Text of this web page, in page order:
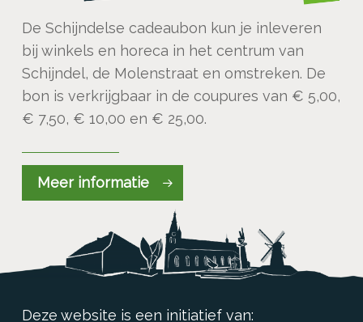
De Schijndelse cadeaubon kun je inleveren
bij winkels en horeca in het centrum van
Schijndel, de Molenstraat en omstreken. De
bon is verkrijgbaar in de coupures van € 5,00,
€ 7,50, € 10,00 en € 25,00.
Meer informatie
Deze website is een initiatief van: